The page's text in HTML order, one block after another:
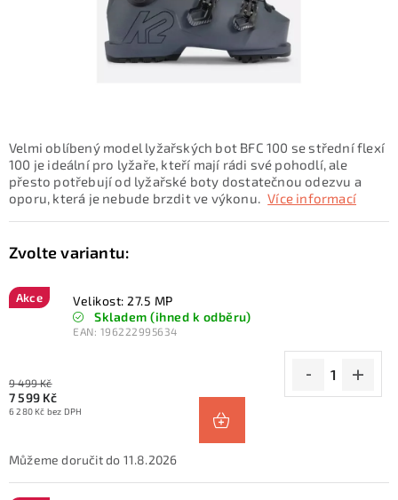
Velmi oblíbený model lyžařských bot BFC 100 se střední flexí
100 je ideální pro lyžaře, kteří mají rádi své pohodlí, ale
přesto potřebují od lyžařské boty dostatečnou odezvu a
oporu, která je nebude brzdit ve výkonu. Více informací
Akce
Velikost: 27.5 MP
Skladem (ihned k odběru)
EAN: 196222995634
9 499 Kč
7 599 Kč
6 280 Kč bez DPH
11.8.2026